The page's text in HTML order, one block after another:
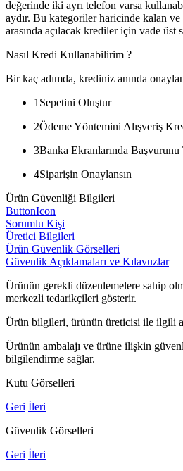
değerinde iki ayrı telefon varsa
aydır. Bu kategoriler haricinde kalan
arasında açılacak krediler için vade üst
Nasıl Kredi Kullanabilirim ?
Bir kaç adımda, krediniz anında
1 Sepetini Oluştur
2Ödeme Yöntemini Alışveriş
3Banka Ekranlarında Başvurunu
4Siparişin Onaylansın
Ürün Güvenliği Bilgileri
ButtonIcon
Sorumlu Kişi
Üretici Bilgileri
Ürün Güvenlik Görselleri
Güvenlik Açıklamaları ve Kılavuzlar
Ürünün gerekli düzenlemelere sahip
merkezli tedarikçileri gösterir.
Ürün bilgileri, ürünün üreticisi ile ilgili
Ürünün ambalajı ve ürüne ilişkin
bilgilendirme sağlar.
Kutu Görselleri
Geri İleri
Güvenlik Görselleri
Geri İleri